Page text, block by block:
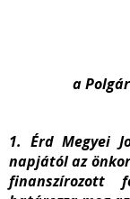
a
1. Érd Megyei
napjától az
finanszírozott